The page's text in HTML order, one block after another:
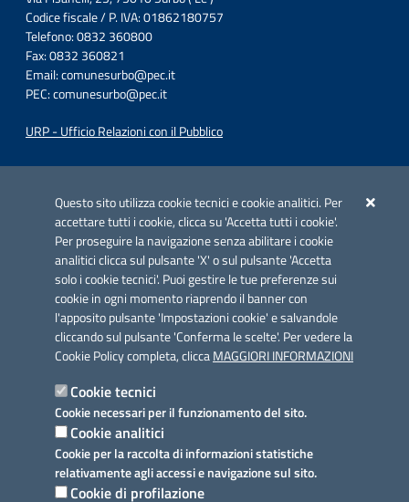
Questo sito utilizza cookie tecnici e cookie analitici. Per
accettare tutti i cookie, clicca su 'Accetta tutti i cookie'.
Per proseguire la navigazione senza abilitare i cookie
analitici clicca sul pulsante 'X' o sul pulsante 'Accetta
solo i cookie tecnici'. Puoi gestire le tue preferenze sui
cookie in ogni momento riaprendo il banner con
l'apposito pulsante 'Impostazioni cookie' e salvandole
cliccando sul pulsante 'Conferma le scelte'. Per vedere la
Cookie Policy completa, cliccaMAGGIORI INFORMAZIONI
Cookie tecnici
Cookie necessari per il funzionamento del sito.
Cookie analitici
Cookie per la raccolta di informazioni statistiche
relativamente agli accessi e navigazione sul sito.
Cookie di profilazione
Codice fiscale / P. IVA: 01862180757
Telefono: 0832 360800
Fax: 0832 360821
Email:comunesurbo@pec.it
PEC:comunesurbo@pec.it
URP - Ufficio Relazioni con il Pubblico
Azione 2.3.
Link utili
Informativa privacy
Dichiarazione di accessibilità
Note legali
Domande frequenti